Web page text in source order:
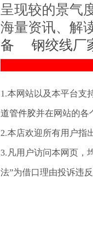
呈现较的景气
海量资讯、解
备
钢绞线厂
1.本网站以及本平台支
道管件胶并在网站的各
2.本店欢迎所有用户指
3.凡用户访问本网页，
法”为借口理由投诉违